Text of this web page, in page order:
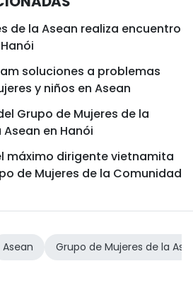
de la Asean realiza encuentro
soluciones a problemas
y niños en Asean
Grupo de Mujeres de la
en Hanói
máximo dirigente vietnamita
de Mujeres de la Comunidad
Asean Grupo de Mujeres de la